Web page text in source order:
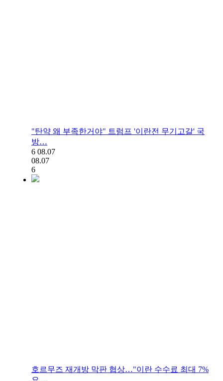
"탄약 왜 부족한거야" 트럼프 '이란전 무기고갈' 국
방…
6 08.07
08.07
6
호르무즈 재개방 막판 협상…"이란 수수료 최대 7%